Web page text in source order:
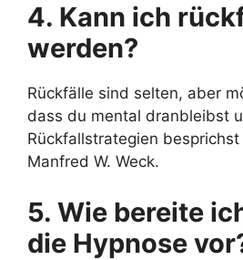
4. Kann ich
werden?
Rückfälle sind selten, aber
dass du mental dranbleibst
Rückfallstrategien
Manfred W. Weck.
5. Wie bereite
die Hypnose